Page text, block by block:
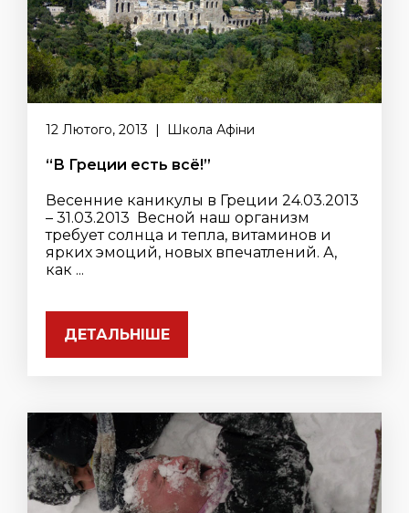
12 Лютого, 2013 | Школа Афіни
“В Греции есть всё!”
Весенние каникулы в Греции 24.03.2013
– 31.03.2013 Весной наш организм
требует солнца и тепла, витаминов и
ярких эмоций, новых впечатлений. А,
как ...
ДЕТАЛЬНІШЕ